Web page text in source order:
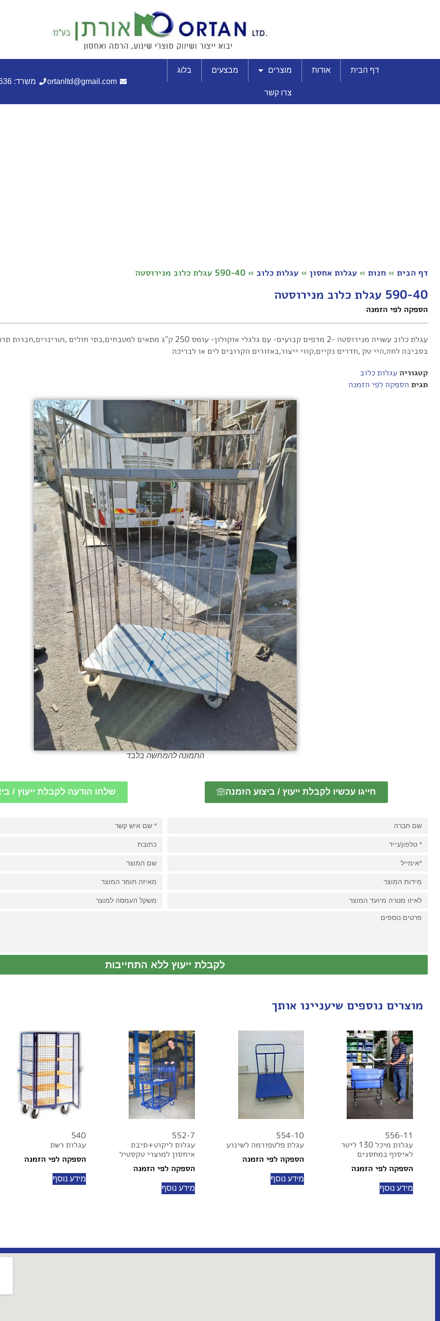
דף הבית אודות מוצרים מבצעים בלוג
צרו קשר
ortanltd@gmail.com משרד: 072-3305636
דף הבית » חנות » עגלות אחסון » עגלות כלוב » 590-40 עגלת כלוב מנירוסטה
590-40 עגלת כלוב מנירוסטה
הספקה לפי הזמנה
עגלת כלוב עשויה מנירוסטה -2 מדפים קבועים- עם גלגלי אוקולון- עומס 250 ק"ג מתאים למטבחים,בתי
בסביבה לחה,היי טק ,חדרים נקיים,קווי ייצור,באזורים הקרובים לים או לבריכה
קטגוריהעגלות כלוב
תגית הספקה לפי הזמנה
התמונה להמחשה בלבד
חייגו עכשיו לקבלת ייעוץ / ביצוע הזמנה שלחו הודעה לקבלת ייעוץ /
לקבלת ייעוץ ללא התחייבות
מוצרים נוספים שיעניינו אותך
556-11
עגלות מיכל 130 ליטר
לאיסוף במחסנים
הספקה לפי הזמנה
מידע נוסף
554-10
עגלת פלטפורמה לשינוע
הספקה לפי הזמנה
מידע נוסף
552-7
עגלות ליקוט+תיבת
איחסון למוצרי טקסטיל
הספקה לפי הזמנה
מידע נוסף
540
עגלות רשת
הספקה לפי הזמנה
מידע נוסף